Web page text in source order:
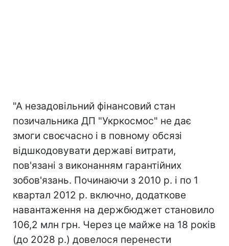
"А незадовільний фінансовий стан
позичальника ДП "Укркосмос" не дає
змоги своєчасно і в повному обсязі
відшкодовувати державі витрати,
пов'язані з виконанням гарантійних
зобов'язань. Починаючи з 2010 р. і по 1
квартал 2012 р. включно, додаткове
навантаження на держбюджет становило
106,2 млн грн. Через це майже на 18 років
(до 2028 р.) довелося перенести